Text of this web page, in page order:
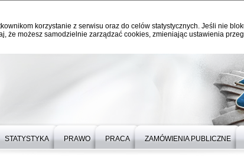
korzystanie z serwisu oraz do celów statystycznych. Jeśli nie
że możesz samodzielnie zarządzać cookies, zmieniając ustawienia
STATYSTYKA PRAWO PRACA ZAMÓWIENIA PUBLICZNE